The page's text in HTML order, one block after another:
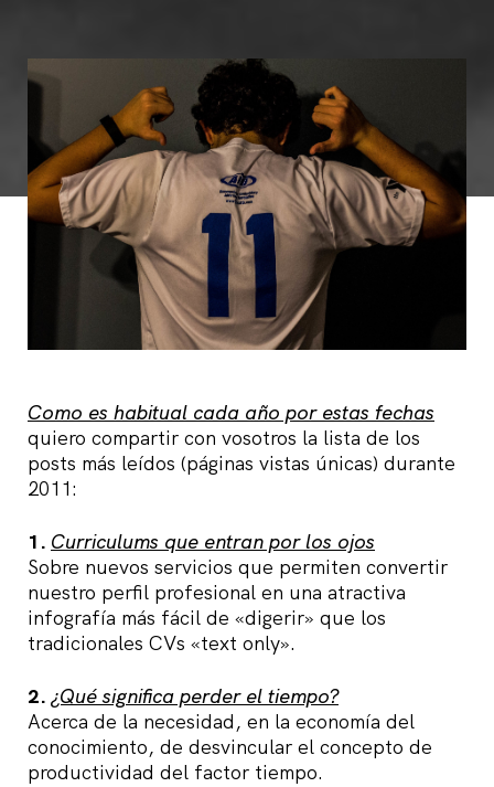
Como es habitual cada año por estas fechas
quiero compartir con vosotros la lista de los
posts más leídos (páginas vistas únicas) durante
2011:
1. Curriculums que entran por los ojos
Sobre nuevos servicios que permiten convertir
nuestro perfil profesional en una atractiva
infografía más fácil de «digerir» que los
tradicionales CVs «text only».
2. ¿Qué significa perder el tiempo?
Acerca de la necesidad, en la economía del
conocimiento, de desvincular el concepto de
productividad del factor tiempo.